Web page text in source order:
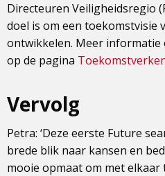
Directeuren Veiligheidsregio
doel is om een toekomstvisie
ontwikkelen. Meer informatie
op de pagina
Vervolg
Petra: ‘Deze eerste Future
brede blik naar kansen en
mooie opmaat om met